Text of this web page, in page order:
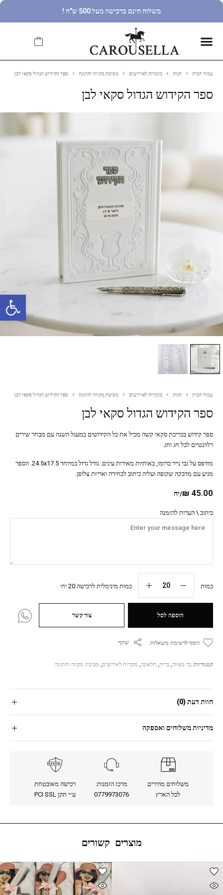
פתח סרגל נגישות
משלוח חינם ברכישה מעל 500 ש"ח !
עמוד הבית חנות מזכרות לאירועים מסיבת מקווה וחתונה ספר הקידוש הגדול סקאי לבן
ספר הקידוש הגדול סקאי לבן
עמוד הבית חנות מזכרות לאירועים מסיבת מקווה וחתונה ספר הקידוש הגדול סקאי לבן
ספר הקידוש הגדול סקאי לבן
₪ 45.00 /יח
כיתוב \ הערות להזמנה
כמות כמות מינימלית לרכישה 20 יח׳
הוספה לסל צור קשר
הוסף לרשימת משאלות שתף
קטגוריות: בר מצווה, ברית, חלאקה, מזכרות לאירועים, מסיבת מקווה וחתונה
ספר קידוש בכריכת סקאי קשה מכיל את כל הקידושים במעגל השנה עם מבחר שירים
רלוונטיים לכל חג וחג.
מודפס על גבי נייר כרומו, באותיות מאירות עינים. גודל גדול במיוחד 24.5x17.5. הספר
מגיע עם מדבקה שקופה ועליה כיתוב לבחירה ואריזת צלופן.
חוות דעת (0)
מדיניות משלוחים ואספקה
משלוחים מהירים
לכל הארץ
מרכז הזמנות:
0779973076
רכישה מאובטחת
ע״י תקן PCI SSL
מוצרים קשורים